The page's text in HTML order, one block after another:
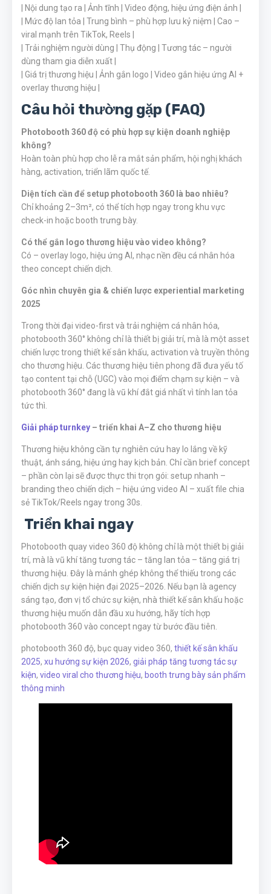
| Nội dung tạo ra | Ảnh tĩnh | Video động, hiệu ứng điện ảnh |
| Mức độ lan tỏa | Trung bình – phù hợp lưu kỷ niệm | Cao –
viral mạnh trên TikTok, Reels |
| Trải nghiệm người dùng | Thụ động | Tương tác – người
dùng tham gia diễn xuất |
| Giá trị thương hiệu | Ảnh gắn logo | Video gắn hiệu ứng AI +
overlay thương hiệu |
Câu hỏi thường gặp (FAQ)
Photobooth 360 độ có phù hợp sự kiện doanh nghiệp
không?
Hoàn toàn phù hợp cho lễ ra mắt sản phẩm, hội nghị khách
hàng, activation, triển lãm quốc tế.
Diện tích cần để setup photobooth 360 là bao nhiêu?
Chỉ khoảng 2–3m², có thể tích hợp ngay trong khu vực
check-in hoặc booth trưng bày.
Có thể gắn logo thương hiệu vào video không?
Có – overlay logo, hiệu ứng AI, nhạc nền đều cá nhân hóa
theo concept chiến dịch.
Góc nhìn chuyên gia & chiến lược experiential marketing
2025
Trong thời đại video-first và trải nghiệm cá nhân hóa,
photobooth 360° không chỉ là thiết bị giải trí, mà là một asset
chiến lược trong thiết kế sân khấu, activation và truyền thông
cho thương hiệu. Các thương hiệu tiên phong đã đưa yếu tố
tạo content tại chỗ (UGC) vào mọi điểm chạm sự kiện – và
photobooth 360° đang là vũ khí đắt giá nhất vì tính lan tỏa
tức thì.
Giải pháp turnkey – triển khai A–Z cho thương hiệu
Thương hiệu không cần tự nghiên cứu hay lo lắng về kỹ
thuật, ánh sáng, hiệu ứng hay kịch bản. Chỉ cần brief concept
– phần còn lại sẽ được thực thi trọn gói: setup nhanh –
branding theo chiến dịch – hiệu ứng video AI – xuất file chia
sẻ TikTok/Reels ngay trong 30s.
Triển khai ngay
Photobooth quay video 360 độ không chỉ là một thiết bị giải
trí, mà là vũ khí tăng tương tác – tăng lan tỏa – tăng giá trị
thương hiệu. Đây là mảnh ghép không thể thiếu trong các
chiến dịch sự kiện hiện đại 2025–2026. Nếu bạn là agency
sáng tạo, đơn vị tổ chức sự kiện, nhà thiết kế sân khấu hoặc
thương hiệu muốn dẫn đầu xu hướng, hãy tích hợp
photobooth 360 vào concept ngay từ bước đầu tiên.
photobooth 360 độ, bục quay video 360, thiết kế sân khấu
2025, xu hướng sự kiện 2026, giải pháp tăng tương tác sự
kiện, video viral cho thương hiệu, booth trưng bày sản phẩm
thông minh